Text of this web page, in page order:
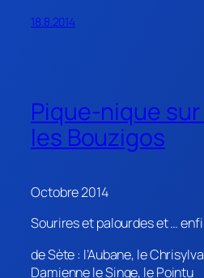
18.8.2014
Pique-nique sur
les Bouzigos
Octobre 2014
Sourires et palourdes et …
de Sète : l’Aubane, le
Damienne le Singe, le Pointu